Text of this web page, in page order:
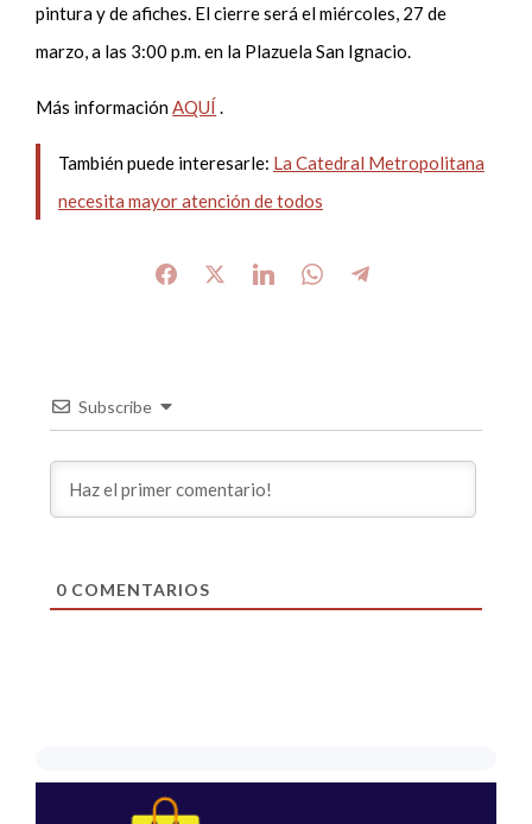
pintura y de afiches. El cierre será el miércoles, 27 de
marzo, a las 3:00 p.m. en la Plazuela San Ignacio.
Más informaciónAQUÍ .
También puede interesarle: La Catedral Metropolitana
necesita mayor atención de todos
Subscribe
0COMENTARIOS